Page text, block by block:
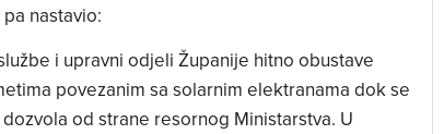
nastavio:
i upravni odjeli Županije hitno obustave
povezanim sa solarnim elektranama dok se
od strane resornog Ministarstva. U